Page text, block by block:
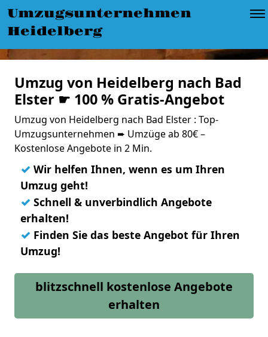
Umzugsunternehmen
Heidelberg
Umzug von Heidelberg nach Bad
Elster ☛ 100 % Gratis-Angebot
Umzug von Heidelberg nach Bad Elster : Top-
Umzugsunternehmen ➨ Umzüge ab 80€ –
Kostenlose Angebote in 2 Min.
✓ Wir helfen Ihnen, wenn es um Ihren
Umzug geht!
✓ Schnell & unverbindlich Angebote
erhalten!
✓ Finden Sie das beste Angebot für Ihren
Umzug!
blitzschnell kostenlose Angebote
erhalten